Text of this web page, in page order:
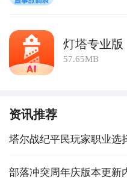
灯塔专业版
57.65MB
资讯推荐
塔尔战纪平民玩家职业选
部落冲突周年庆版本更新